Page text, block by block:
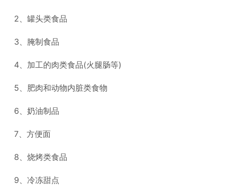
2、罐头类食品
3、腌制食品
4、加工的肉类食品(火腿肠等)
5、肥肉和动物内脏类食物
6、奶油制品
7、方便面
8、烧烤类食品
9、冷冻甜点